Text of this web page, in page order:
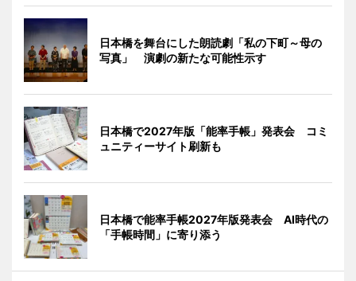
日本橋を舞台にした朗読劇「私の下町～母の
写真」 演劇の新たな可能性示す
日本橋で2027年版「能率手帳」発表会 コミ
ュニティーサイト刷新も
日本橋で能率手帳2027年版発表会 AI時代の
「手帳時間」に寄り添う